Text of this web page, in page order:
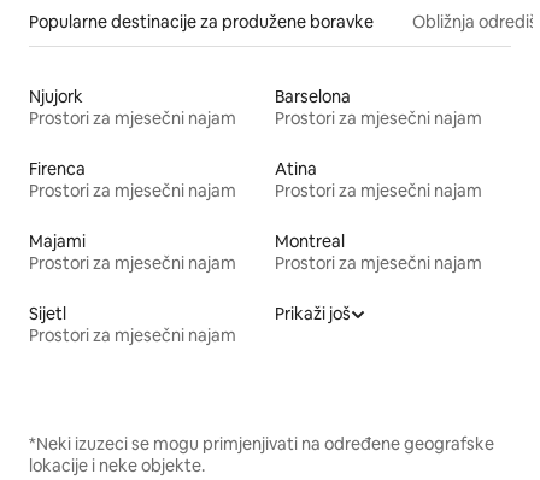
Popularne destinacije za produžene boravke Obližnja
Njujork
Prostori za mjesečni najam
Barselona
Prostori za mjesečni najam
Firenca
Prostori za mjesečni najam
Atina
Prostori za mjesečni najam
Majami
Prostori za mjesečni najam
Montreal
Prostori za mjesečni najam
Sijetl
Prostori za mjesečni najam
Prikaži još
*Neki izuzeci se mogu primjenjivati na određene geografske
lokacije i neke objekte.